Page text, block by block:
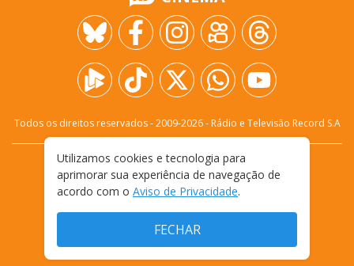
Todos os direitos reservados - 2009-2026- Rádio e Televisão Record S.A
FALE CONOSCO
PRIVACIDADE
TERMOS E CONDIÇÕES DE USO
Utilizamos cookies e tecnologia para
aprimorar sua experiência de navegação de
acordo com o Aviso de Privacidade.
FECHAR